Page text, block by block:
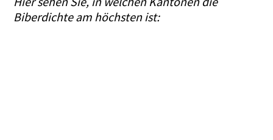
Biberdichte am höchsten ist: